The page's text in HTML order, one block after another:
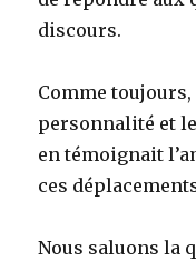
discours.
Comme
personnalité et
en témoignait
ces
Nous saluons la